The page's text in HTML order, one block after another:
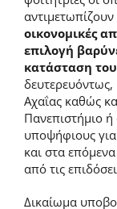
αντιμετωπίζουν
οικονομικές
επιλογή
κατάσταση
Αχαΐας καθώς
Πανεπιστήμιο
υποψήφιους
και στα
από τις
Δικαίωμα